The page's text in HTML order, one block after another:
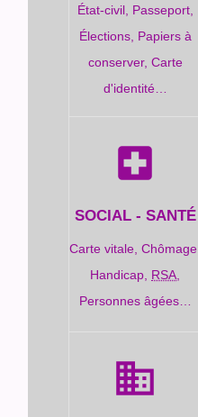
État-civil, Passeport,
Élections, Papiers à
conserver, Carte
d'identité…
local_hospital
SOCIAL - SANTÉ
Carte vitale,Chômage,
Handicap, RSA
Personnes âgées…
domain